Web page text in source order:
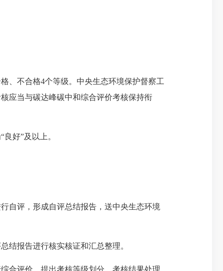
不合格4个等级。中央生态环境保护督察工
应当与碳达峰碳中和综合评价考核保持衔
好”及以上。
评，形成自评总结报告，送中央生态环境
报告进行核实核证和汇总整理。
合评价，提出考核等级划分、考核结果处理